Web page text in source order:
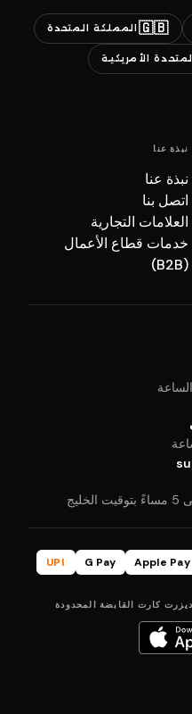
🇬🇧 المملكة المتحدة
الأمريكية
نبذة عنا
نبذة عنا
اتصل بنا
العلامات التجارية
خدمات قطاع الأعمال
(B2B)
Apple Pay
G Pay
UPI